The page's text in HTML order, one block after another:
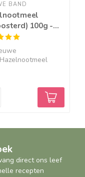
BAND
100g -
direct ons leef
recepten